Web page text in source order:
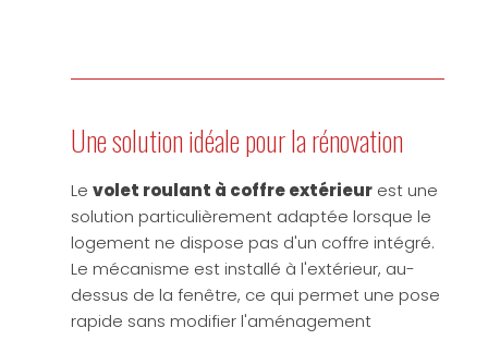
Une solution idéale pour la rénovation
Le volet roulant à coffre extérieur est une
solution particulièrement adaptée lorsque le
logement ne dispose pas d'un coffre intégré.
Le mécanisme est installé à l'extérieur, au-
dessus de la fenêtre, ce qui permet une pose
rapide sans modifier l'aménagement